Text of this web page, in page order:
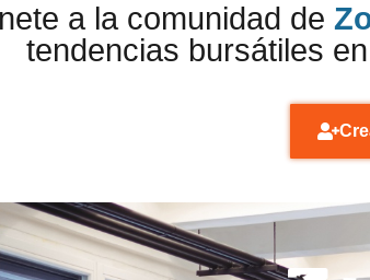
a la comunidad de
tendencias bursátiles